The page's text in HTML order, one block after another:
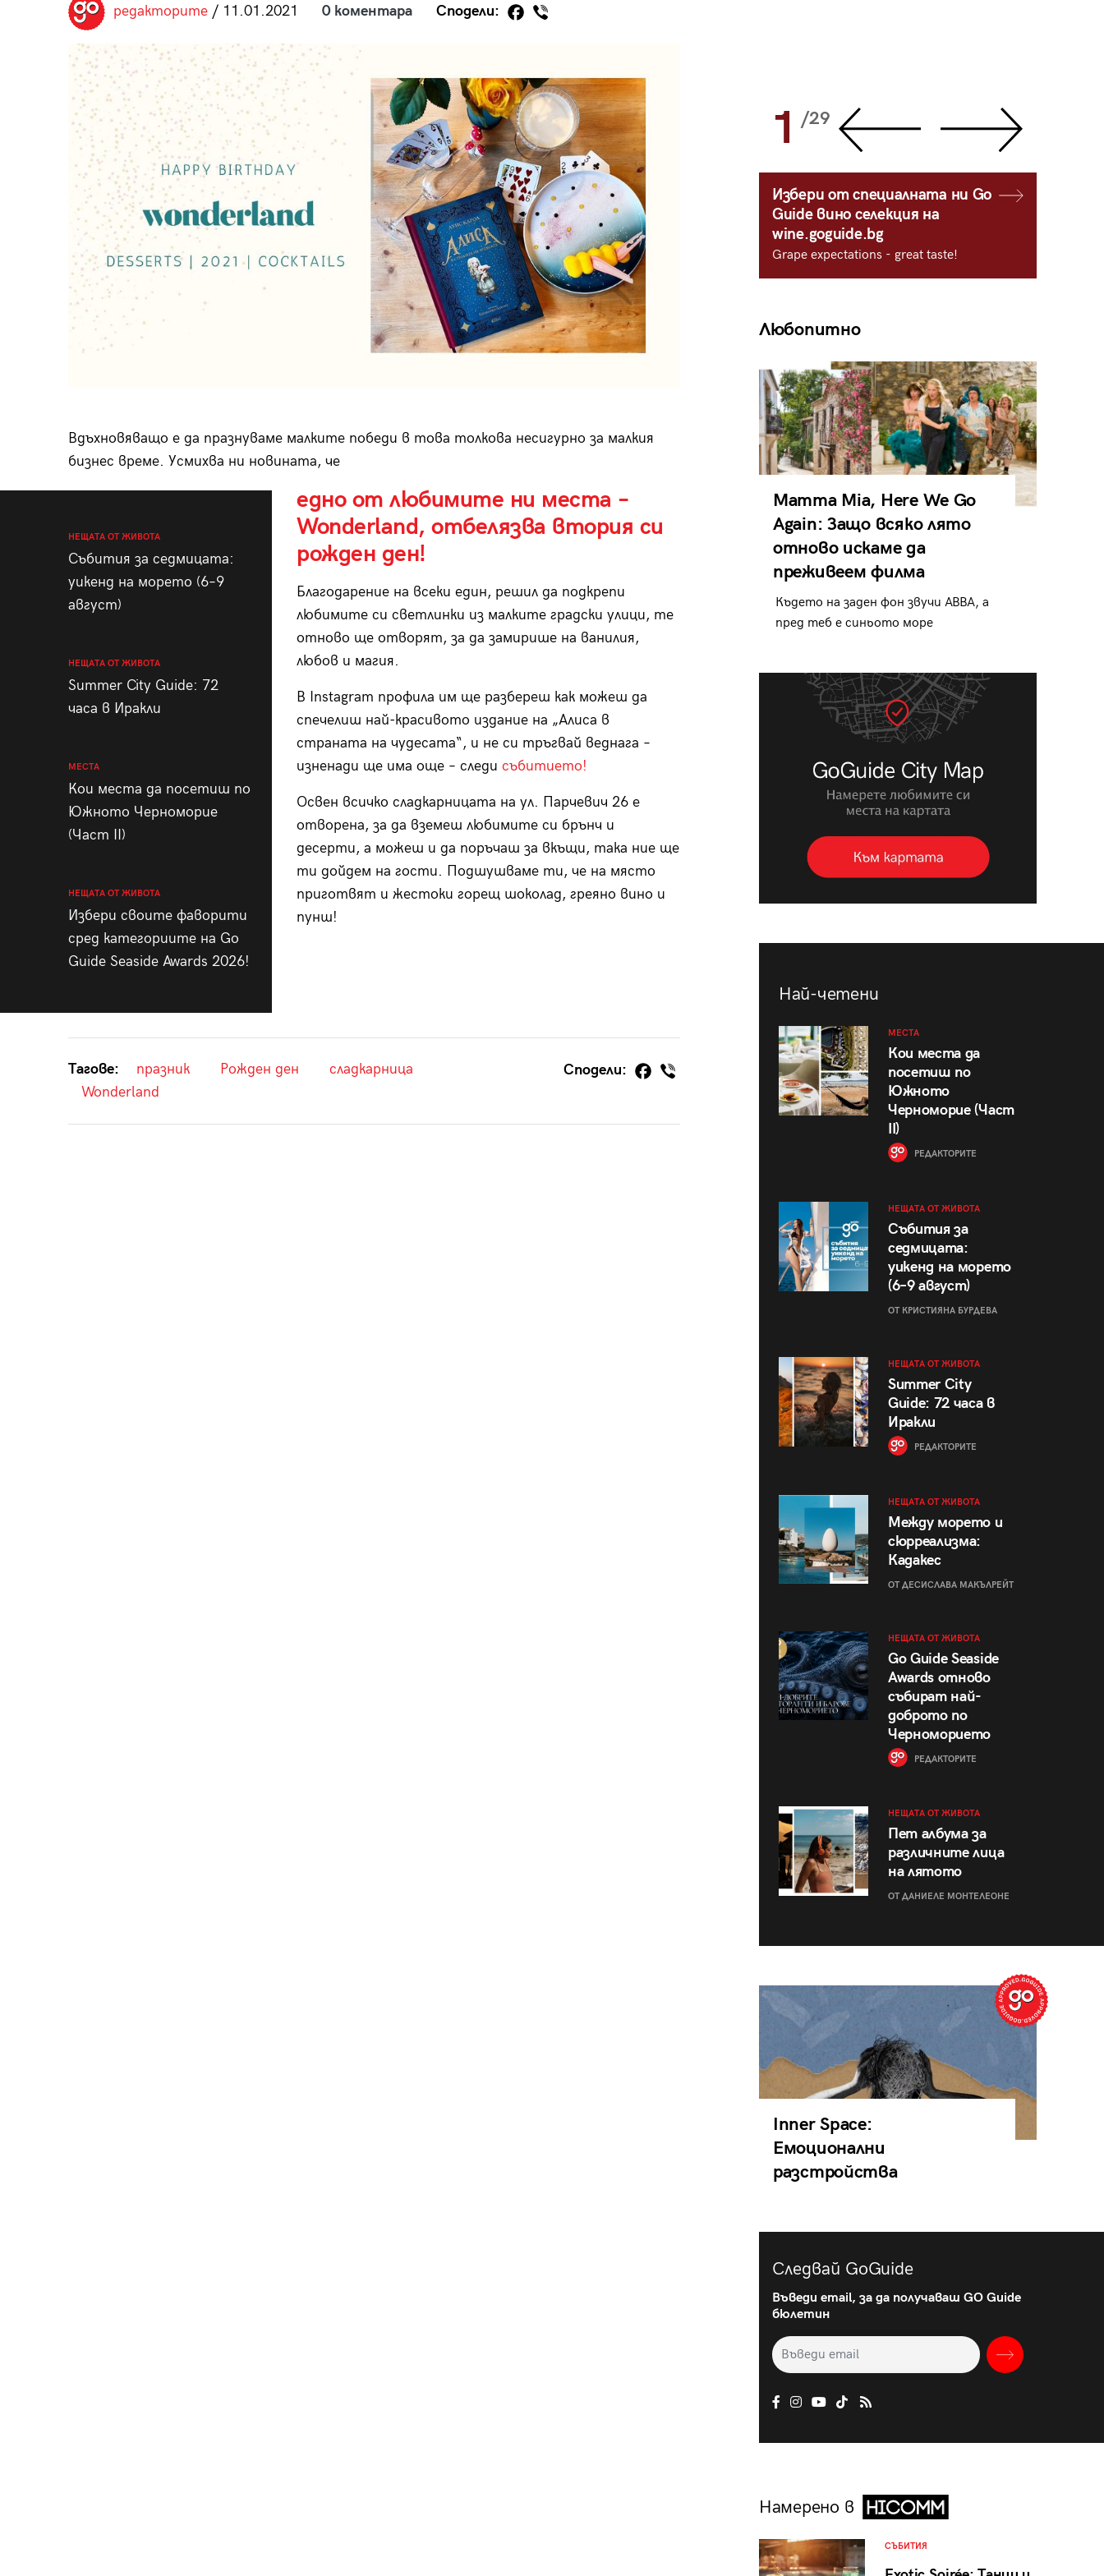
редакторите/ 11.01.2021 0 коментара Сподели:
Вдъхновяващо е да празнуваме малките победи в това толкова несигурно за малкия
бизнес време. Усмихва ни новината, че
НЕЩАТА ОТ ЖИВОТА
Събития за седмицата:
уикенд на морето (6–9
август)
НЕЩАТА ОТ ЖИВОТА
Summer City Guide: 72
часа в Иракли
МЕСТА
Кои места да посетиш по
Южното Черноморие
(Част II)
НЕЩАТА ОТ ЖИВОТА
Избери своите фаворити
сред категориите на Go
Guide Seaside Awards 2026!
едно от любимите ни места –
Wonderland, отбелязва втория си
рожден ден!
Благодарение на всеки един, решил да подкрепи
любимите си светлинки из малките градски улици, те
отново ще отворят, за да замирише на ванилия,
любов и магия.
В Instagram профила им ще разбереш как можеш да
спечелиш най-красивото издание на „Алиса в
страната на чудесата“, и не си тръгвай веднага –
изненади ще има още – следи събитието!
Освен всичко сладкарницата на ул. Парчевич 26 е
отворена, за да вземеш любимите си брънч и
десерти, а можеш и да поръчаш за вкъщи, така ние ще
ти дойдем на гости. Подшушваме ти, че на място
приготвят и жестоки горещ шоколад, греяно вино и
пунш!
Тагове: празник Рожден ден
сладкарница
Wonderland
Сподели:
28 /29 29/29 1 /29
Избери от специалната ни Go
Guide вино селекция на
wine.goguide.bg
Grape expectations - great taste!
Любопитно
Mamma Mia, Here We Go
Again: Защо всяко лято
отново искаме да
преживеем филма
Където на заден фон звучи ABBA, а
пред теб е синьото море
Най-четени
МЕСТА
Кои места да
посетиш по
Южното
Черноморие (Част
II)
РЕДАКТОРИТЕ
НЕЩАТА ОТ ЖИВОТА
Събития за
седмицата:
уикенд на морето
(6–9 август)
ОТ КРИСТИЯНА БУРДЕВА
НЕЩАТА ОТ ЖИВОТА
Summer City
Guide: 72 часа в
Иракли
РЕДАКТОРИТЕ
НЕЩАТА ОТ ЖИВОТА
Между морето и
сюрреализма:
Кадакес
ОТ ДЕСИСЛАВА МАКЪЛРЕЙТ
НЕЩАТА ОТ ЖИВОТА
Go Guide Seaside
Awards отново
събират най-
доброто по
Черноморието
РЕДАКТОРИТЕ
НЕЩАТА ОТ ЖИВОТА
Пет албума за
различните лица
на лятото
ОТ ДАНИЕЛЕ МОНТЕЛЕОНЕ
Inner Space:
Емоционални
разстройства
Следвай GoGuide
Въведи email, за да получаваш GO Guide
бюлетин
Намерено в
СЪБИТИЯ